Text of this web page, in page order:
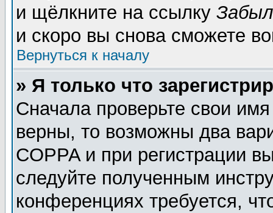
и щёлкните на ссылку
и скоро вы снова сможете
Вернуться к началу
» Я только что
Сначала проверьте свои
верны, то возможны два
COPPA и при регистрации
следуйте полученным
конференциях требуется,